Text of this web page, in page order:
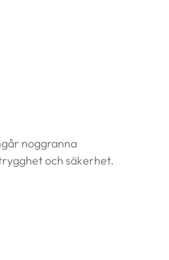
noggranna
och säkerhet.